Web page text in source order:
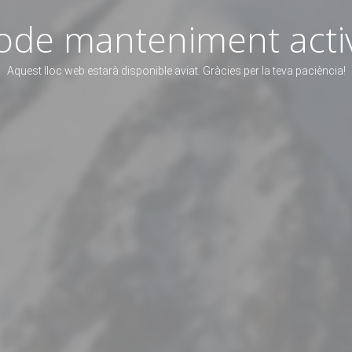
manteniment
Aquest lloc web estarà disponible aviat. Gràcies per la teva paciència!